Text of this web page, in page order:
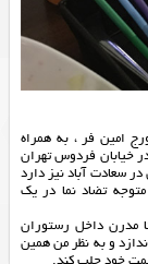
امین فر ، به همراه
خیابان فردوس تهران
سعادت آباد نیز دارد
تضاد نما در یک
مدرن داخل رستوران
و به نظر من همین